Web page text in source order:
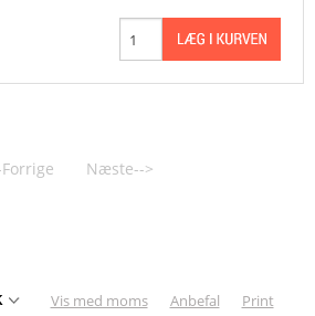
& HAVEARBEJDE
Næste-->
Vis med moms Anbefal Print